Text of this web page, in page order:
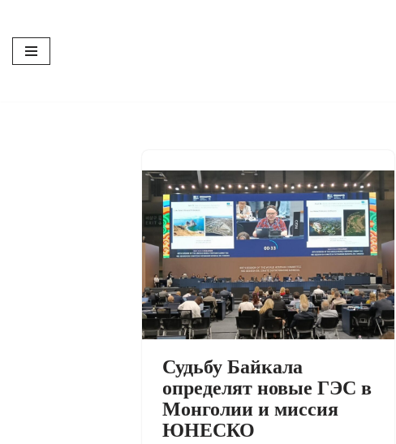
Перейти
к
Судьбу Байкала
определят новые ГЭС в
Монголии и миссия
ЮНЕСКО